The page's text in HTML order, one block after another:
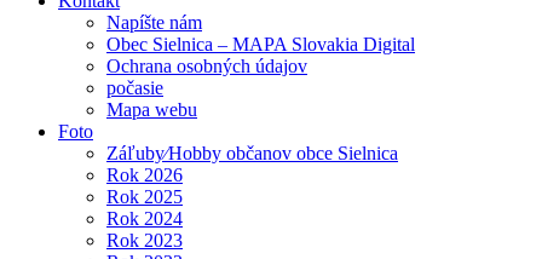
Napíšte nám
Obec Sielnica – MAPA Slovakia Digital
Ochrana osobných údajov
počasie
Mapa webu
Foto
Záľuby⁄Hobby občanov obce Sielnica
Rok 2026
Rok 2025
Rok 2024
Rok 2023